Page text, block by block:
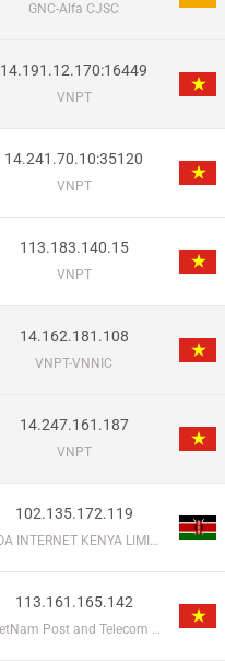
GNC-Alfa CJSC
14.191.12.170:16449
VNPT
14.241.70.10:35120
VNPT
113.183.140.15
VNPT
14.162.181.108
VNPT-VNNIC
14.247.161.187
VNPT
102.135.172.119
POA INTERNET KENYA LIMITED
113.161.165.142
VietNam Post and Telecom Corporation